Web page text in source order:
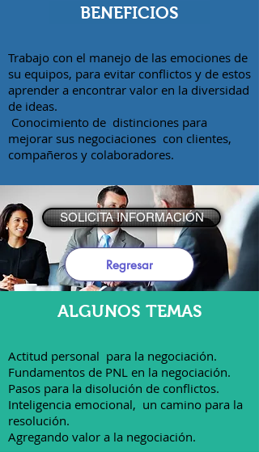
BENEFICIOS
Trabajo con el manejo de las emociones de
su equipos, para evitar conflictos y de estos
aprender a encontrar valor en la diversidad
de ideas.
Conocimiento de distinciones para
mejorar sus negociaciones con clientes,
compañeros y colaboradores.
SOLICITA INFORMACIÓN
Regresar
ALGUNOS TEMAS
Actitud personal para la negociación.
Fundamentos de PNL en la negociación.
Pasos para la disolución de conflictos.
Inteligencia emocional, un camino para la
resolución.
Agregando valor a la negociación.